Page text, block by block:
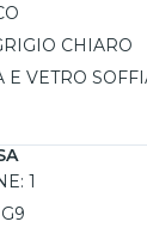
CHIARO
E VETRO
1
G9